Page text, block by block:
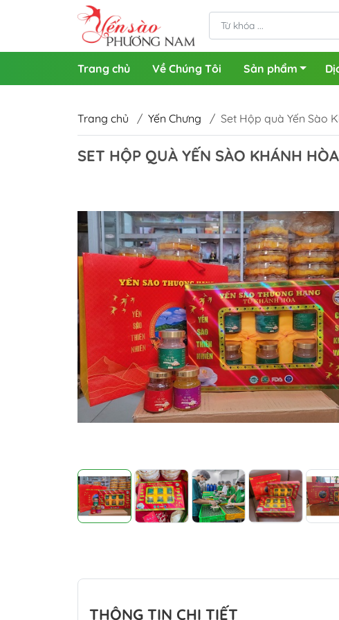
Trang chủ Về Chúng Tôi Sản phẩm
Trang chủ / Yến Chưng / Set Hộp quà Yến Sào
SET HỘP QUÀ YẾN SÀO KHÁNH
THÔNG TIN CHI TIẾT